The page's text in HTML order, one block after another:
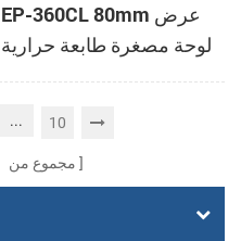
EP-360CL 80mm عرض
لوحة مصغرة طابعة حرارية
مع لصناعة السيارات في
... 10
مجموع من